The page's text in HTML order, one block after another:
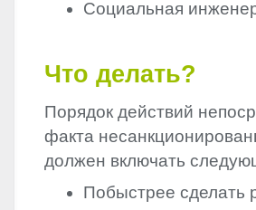
Социальная
Что делать?
Порядок действий
факта
должен включать
Побыстрее сделать